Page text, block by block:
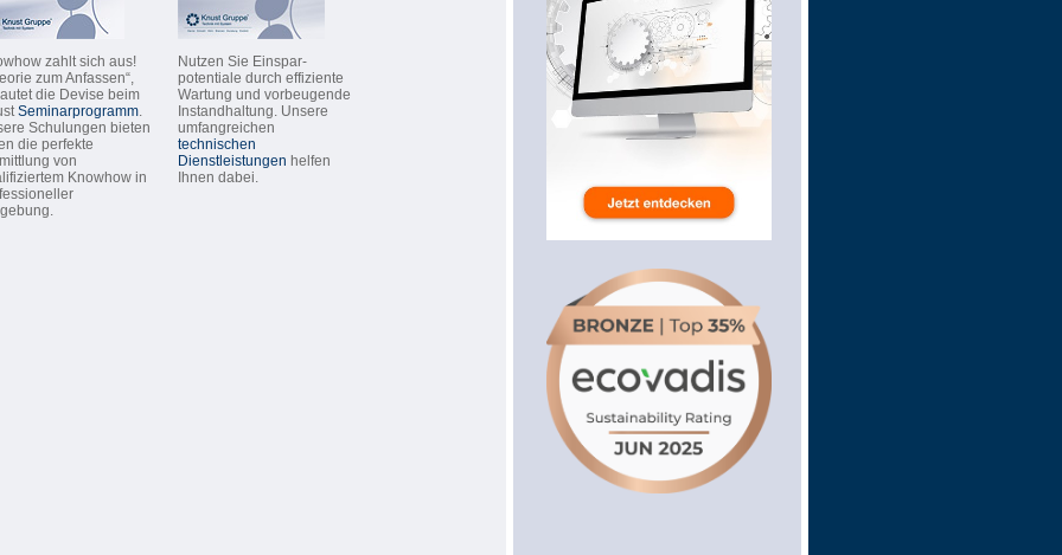
zahlt sich aus!
zum Anfassen“,
die Devise beim
Seminarprogramm.
Schulungen bieten
die perfekte
von
Knowhow in
Nutzen Sie Einspar-
potentiale durch effiziente
Wartung und vorbeugende
Instandhaltung. Unsere
umfangreichen
technischen
Dienstleistungen helfen
Ihnen dabei.